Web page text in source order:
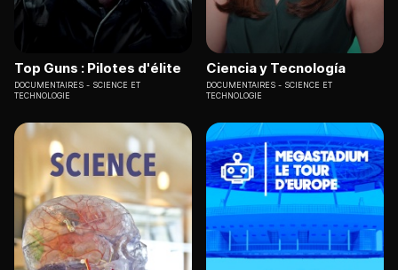
Top Guns : Pilotes d'élite
DOCUMENTAIRES
SCIENCE ET
TECHNOLOGIE
Ciencia y Tecnología
DOCUMENTAIRES
SCIENCE ET
TECHNOLOGIE